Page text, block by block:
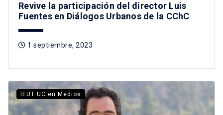
Revive la participación del director Luis
Fuentes en Diálogos Urbanos de la CChC
1 septiembre, 2023
IEUT UC en Medios